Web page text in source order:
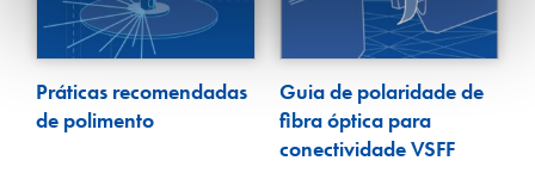
Práticas recomendadas
de polimento
Guia de polaridade de
fibra óptica para
conectividade VSFF